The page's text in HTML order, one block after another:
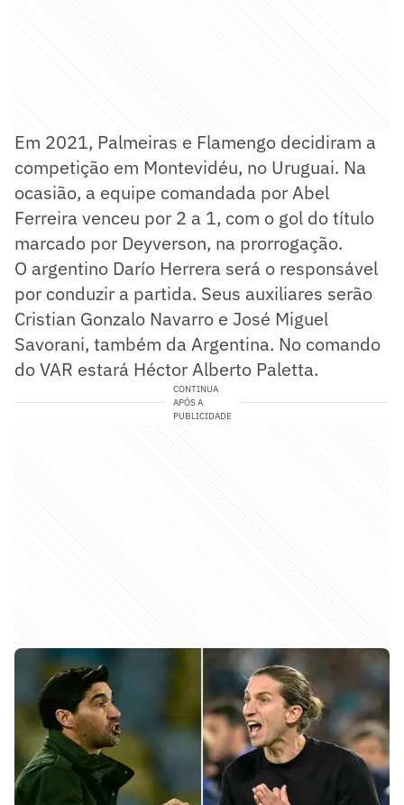
Em 2021, Palmeiras e Flamengo decidiram a
competição em Montevidéu, no Uruguai. Na
ocasião, a equipe comandada por Abel
Ferreira venceu por 2 a 1, com o gol do título
marcado por Deyverson, na prorrogação.
O argentino Darío Herrera será o responsável
por conduzir a partida. Seus auxiliares serão
Cristian Gonzalo Navarro e José Miguel
Savorani, também da Argentina. No comando
do VAR estará Héctor Alberto Paletta.
CONTINUA
APÓS A
PUBLICIDADE